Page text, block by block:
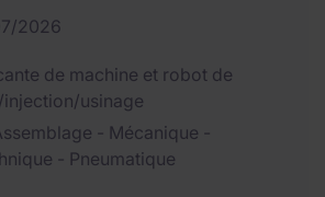
2026
de machine et robot de
usinage
- Mécanique -
- Pneumatique